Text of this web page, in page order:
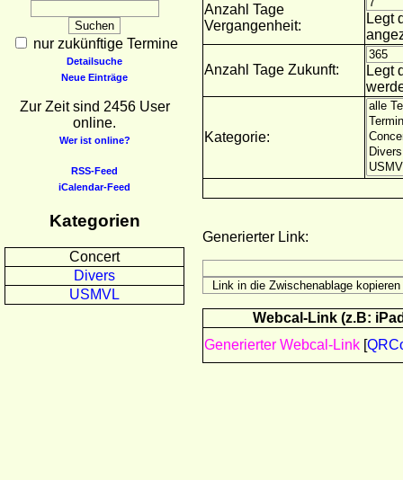
nur zukünftige Termine
Detailsuche
Neue Einträge
Zur Zeit sind 2456 User
online.
Wer ist online?
RSS-Feed
iCalendar-Feed
Kategorien
Concert
Divers
USMVL
Anzahl Tage
Vergangenheit:
Legt
Anzahl Tage Zukunft:
Legt
Kategorie:
Generierter Link:
Webcal-Link (z.B:
Generierter Webcal-Link [